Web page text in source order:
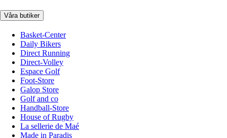
Våra butiker
Basket-Center
Daily Bikers
Direct Running
Direct-Volley
Espace Golf
Foot-Store
Galop Store
Golf and co
Handball-Store
House of Rugby
La sellerie de Maé
Made in Paradis